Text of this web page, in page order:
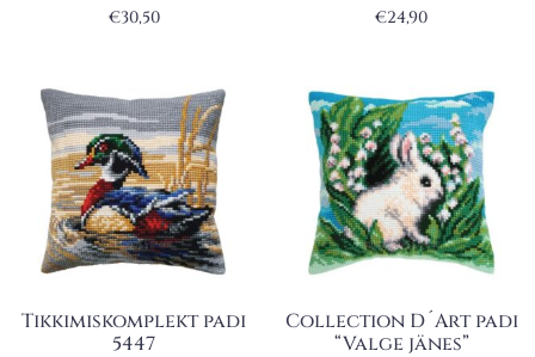
€30,50 €24,90
Tikkimiskomplekt padi
5447
Collection D´Art padi
“Valge jänes”